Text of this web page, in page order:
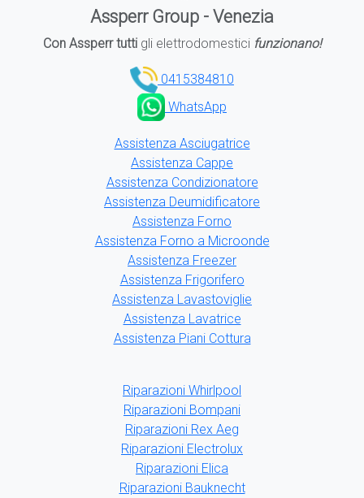
Assperr Group - Venezia
Con Assperr tuttigli elettrodomestici funzionano!
0415384810
WhatsApp
Assistenza Asciugatrice
Assistenza Cappe
Assistenza Condizionatore
Assistenza Deumidificatore
Assistenza Forno
Assistenza Forno a Microonde
Assistenza Freezer
Assistenza Frigorifero
Assistenza Lavastoviglie
Assistenza Lavatrice
Assistenza Piani Cottura
Riparazioni Whirlpool
Riparazioni Bompani
Riparazioni Rex Aeg
Riparazioni Electrolux
Riparazioni Elica
Riparazioni Bauknecht